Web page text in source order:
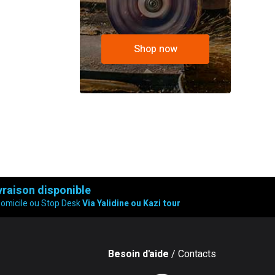
Shop now
disponible
ou Stop DeskVia Yalidine ou Kazi tour
Besoin d'aide / Contacts